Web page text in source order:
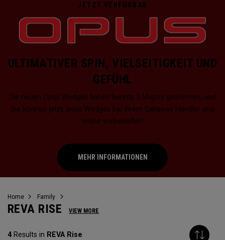
JETZT VERFÜGBAR
ULTIMATIVER SPIN, VIELSEITIGKEIT UND
GEFÜHL
Die neuen Opus Wedges haben bereits 3 Majors gewonnen, und
Sie können jetzt diese Wedges bei ihrem Callaway Händler und
online vorbestellen.
MEHR INFORMATIONEN
Home Family
REVA RISE VIEW MORE
4Results in REVA Rise